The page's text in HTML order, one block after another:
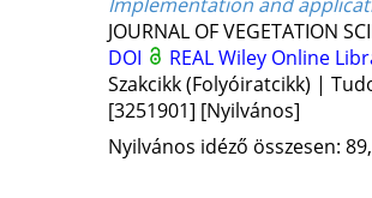
Implementation and
JOURNAL OF VEGETATION
DOI
REALWiley Online
Szakcikk (Folyóiratcikk) |
[3251901] [Nyilvános]
Nyilvános idéző összesen: